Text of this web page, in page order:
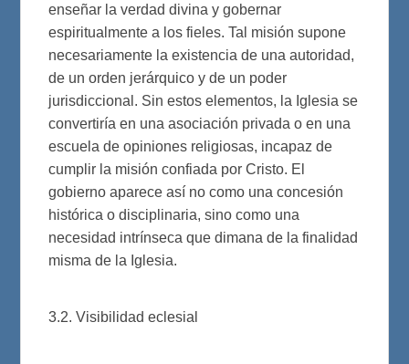
enseñar la verdad divina y gobernar
espiritualmente a los fieles. Tal misión supone
necesariamente la existencia de una autoridad,
de un orden jerárquico y de un poder
jurisdiccional. Sin estos elementos, la Iglesia se
convertiría en una asociación privada o en una
escuela de opiniones religiosas, incapaz de
cumplir la misión confiada por Cristo. El
gobierno aparece así no como una concesión
histórica o disciplinaria, sino como una
necesidad intrínseca que dimana de la finalidad
misma de la Iglesia.
3.2. Visibilidad eclesial